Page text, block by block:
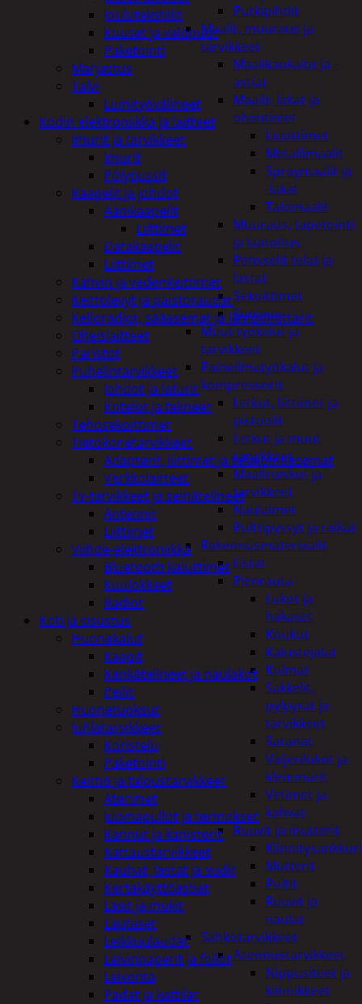
Putkipihdit
Maalit, muuraus ja
tarvikkeet
Maalikaukalot ja -
astiat
Maalit, lakat ja
ohentimet
Liuottimet
Metallimaalit
Spraymaalit ja
-lakat
Talomaalit
Muuraus, tapetointi
ja laatoitus
Pensselit telat ja
lastat
Sekoittimet
Suojaus
Muut työkalut ja
tarvikkeet
Paineilmatyökalut ja
kompressorit
Letkut, liittimet ja
pistoolit
Letkut ja muut
tarvikkeet
Maaliruiskut ja
tarvikkeet
Naulaimet
Pulttipyssyt ja räikät
Rakennusmateriaalit
Listat
Pienrauta
Lukot ja
hakaset
Koukut
Kalustejalat
Kulmat
Sakkelit,
pylpyrät ja
tarvikkeet
Saranat
Vaijerilukot ja
klemmarit
Vetimet ja
kahvat
Ruuvit ja mutterit
Mutterit
Pultit
Ruuvit ja
naulat
Sähkötarvikkeet
Asennustarvikkeet
Nippusiteet ja
kiinnikkeet
Joulutekstiilit
Kuuset ja valopuut
Paketointi
Marjastus
Talvi
Lumityövälineet
Kodin elektroniikka ja laitteet
Imurit ja tarvikkeet
Imurit
Pölypussit
Kaapelit ja johdot
Äänikaapelit
Liittimet
Datakaapelit
Liittimet
Kahvin ja vedenkeittimet
Keittolevyt ja paistoraudat
Kelloradiot, sääasemat ja lämpömittarit
Oheislaitteet
Paristot
Puhelintarvikkeet
Johdot ja laturit
Kotelot ja telineet
Tehosekoittimet
Tietokonetarvikkeet
Adapterit, liittimet ja telakointiasemat
Verkkolaitteet
Tv-tarvikkeet ja seinätelineet
Antennit
Liittimet
Viihde-elektroniikka
Bluetooth kaiuttimet
Kuulokkeet
Radiot
Koti ja sisustus
Huonekalut
Kaapit
Kenkätelineet ja naulakot
Peilit
Huonetuoksut
Juhlatarvikkeet
Koristelu
Paketointi
Keittiö ja taloustarvikkeet
Aterimet
Juomapullot ja termokset
Kannut ja kanisterit
Kattaustarvikkeet
Kauhat, lastat ja sudit
Kertakäyttöastiat
Lasit ja mukit
Lautaset
Leikkuulaudat
Leivinpaperit ja foliot
Leivonta
Padat ja kattilat